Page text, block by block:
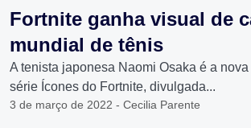
Fortnite ganha visual de
mundial de tênis
A tenista japonesa Naomi Osaka é a
série Ícones do Fortnite, divulgada...
3 de março de 2022 - Cecilia Parente